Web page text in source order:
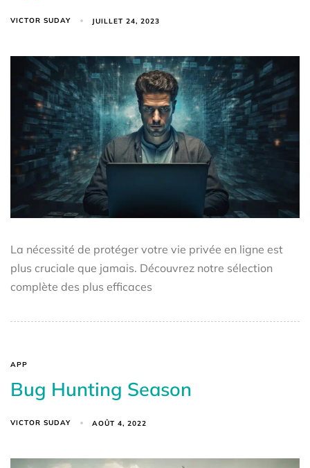
VICTOR SUDAY JUILLET 24, 2023
La nécessité de protéger votre vie privée en ligne est
plus cruciale que jamais. Découvrez notre sélection
complète des plus efficaces
APP
Bug Hunting Season
VICTOR SUDAY AOÛT 4, 2022